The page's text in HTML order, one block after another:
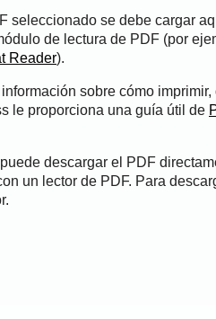
seleccionado se debe cargar
de lectura de PDF (por
Reader).
sobre cómo
le proporciona una guía útil de
descargar el PDF
un lector de PDF. Para